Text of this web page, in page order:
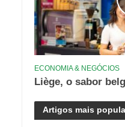
ECONOMIA & NEGÓCIOS
Liège, o sabor
Artigos mais